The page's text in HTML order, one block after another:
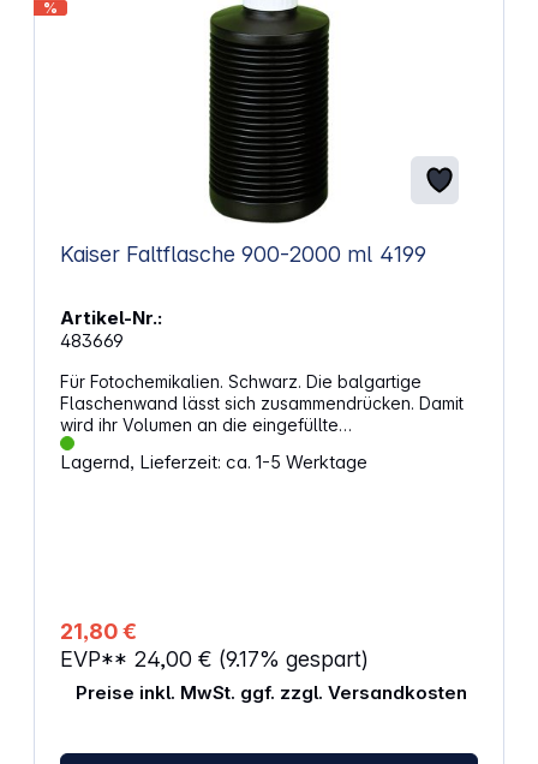
%
Kaiser Faltflasche 900-2000 ml 4199
Artikel-Nr.:
483669
Für Fotochemikalien. Schwarz. Die balgartige
Flaschenwand lässt sich zusammendrücken. Damit
wird ihr Volumen an die eingefüllte
Flüssigkeitsmenge angepasst und die
überschüssige Luft entweicht. Das verringert die
Lagernd, Lieferzeit: ca. 1-5 Werktage
21,80 €
EVP** 24,00 € (9.17% gespart)
Preise inkl. MwSt. ggf. zzgl. Versandkosten